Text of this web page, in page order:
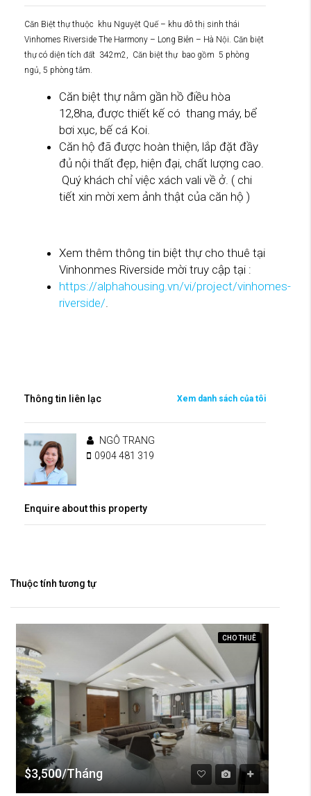
Căn Biệt thự thuộc khu Nguyệt Quế – khu đô thị sinh thái
Vinhomes Riverside The Harmony – Long Biên – Hà Nội. Căn biệt
thự có diện tích đất 342m2, Căn biệt thự bao gồm 5 phòng
ngủ, 5 phòng tắm.
Căn biệt thự nằm gần hồ điều hòa
12,8ha, được thiết kế có thang máy, bể
bơi xục, bế cá Koi.
Căn hộ đã được hoàn thiện, lắp đặt đầy
đủ nội thất đẹp, hiện đại, chất lượng cao.
Quý khách chỉ việc xách vali về ở. ( chi
tiết xin mời xem ảnh thật của căn hộ )
Xem thêm thông tin biệt thự cho thuê tại
Vinhonmes Riverside mời truy cập tại :
https://alphahousing.vn/vi/project/vinhomes-
riverside/
Thông tin liên lạc Xem danh sách của tôi
NGÔ TRANG
0904 481 319
Enquire about this property
Thuộc tính tương tự
CHO THUÊ
$3,500/Tháng